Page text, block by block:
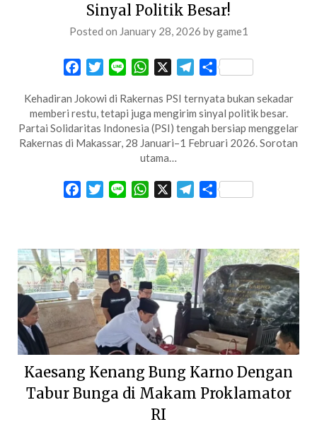
Sinyal Politik Besar!
Posted on January 28, 2026 bygame1
FacebookTwitterLine WhatsApp Telegram
Share
Kehadiran Jokowi di Rakernas PSI ternyata bukan sekadar
memberi restu, tetapi juga mengirim sinyal politik besar.
Partai Solidaritas Indonesia (PSI) tengah bersiap menggelar
Rakernas di Makassar, 28 Januari–1 Februari 2026. Sorotan
utama…
FacebookTwitterLine WhatsApp Telegram
Share
Kaesang Kenang Bung Karno Dengan
Tabur Bunga di Makam Proklamator
RI